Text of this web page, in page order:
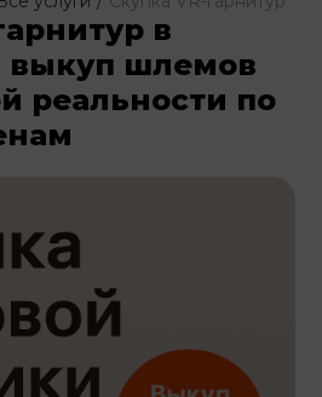
в
выкуп шлемов
реальности по